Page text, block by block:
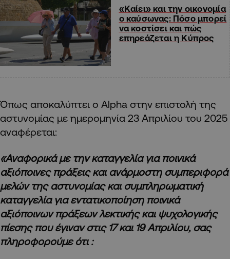
«Καίει» και την οικονομία
ο καύσωνας: Πόσο μπορεί
να κοστίσει και πώς
επηρεάζεται η Κύπρος
Όπως αποκαλύπτει ο Alpha στην επιστολή της
αστυνομίας με ημερομηνία 23 Απριλίου του 2025
αναφέρεται:
«Αναφορικά με την καταγγελία για ποινικά
αξιόποινες πράξεις και ανάρμοστη συμπεριφορά
μελών της αστυνομίας και συμπληρωματική
καταγγελία για εντατικοποίηση ποινικά
αξιόποινων πράξεων λεκτικής και ψυχολογικής
πίεσης που έγιναν στις 17 και 19 Απριλίου, σας
πληροφορούμε ότι :